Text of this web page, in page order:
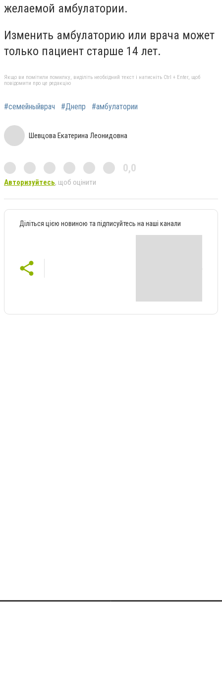
желаемой амбулатории.
Изменить амбулаторию или врача может
только пациент старше 14 лет.
Якщо ви помітили помилку, виділіть необхідний текст і натисніть Ctrl + Enter, щоб
повідомити про це редакцію
#семейныйврач #Днепр #амбулатории
Шевцова Екатерина Леонидовна
0,0
Авторизуйтесь, щоб оцінити
Діліться цією новиною та підписуйтесь на наші канали